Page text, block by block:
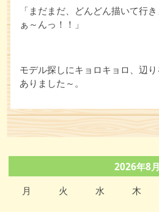
「まだまだ、どんどん描いて行
ぁ～んっ！！」
モデル探しにキョロキョロ、辺
ありました～。
2026年8月
月
火 水 木